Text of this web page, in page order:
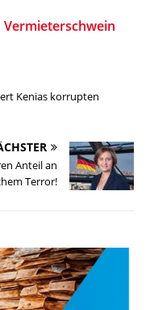
Vermieterschwein
Kenias korrupten
Anteil an
Terror!